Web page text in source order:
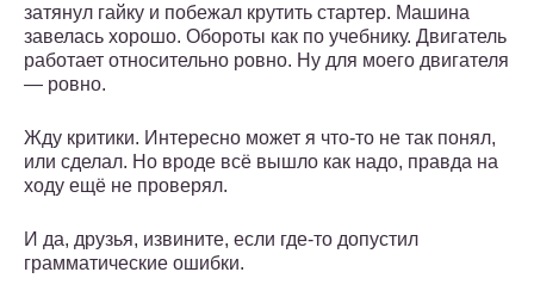
затянул гайку и побежал крутить стартер. Машина
завелась хорошо. Обороты как по учебнику. Двигатель
работает относительно ровно. Ну для моего двигателя
— ровно.
Жду критики. Интересно может я что-то не так понял,
или сделал. Но вроде всё вышло как надо, правда на
ходу ещё не проверял.
И да, друзья, извините, если где-то допустил
грамматические ошибки.